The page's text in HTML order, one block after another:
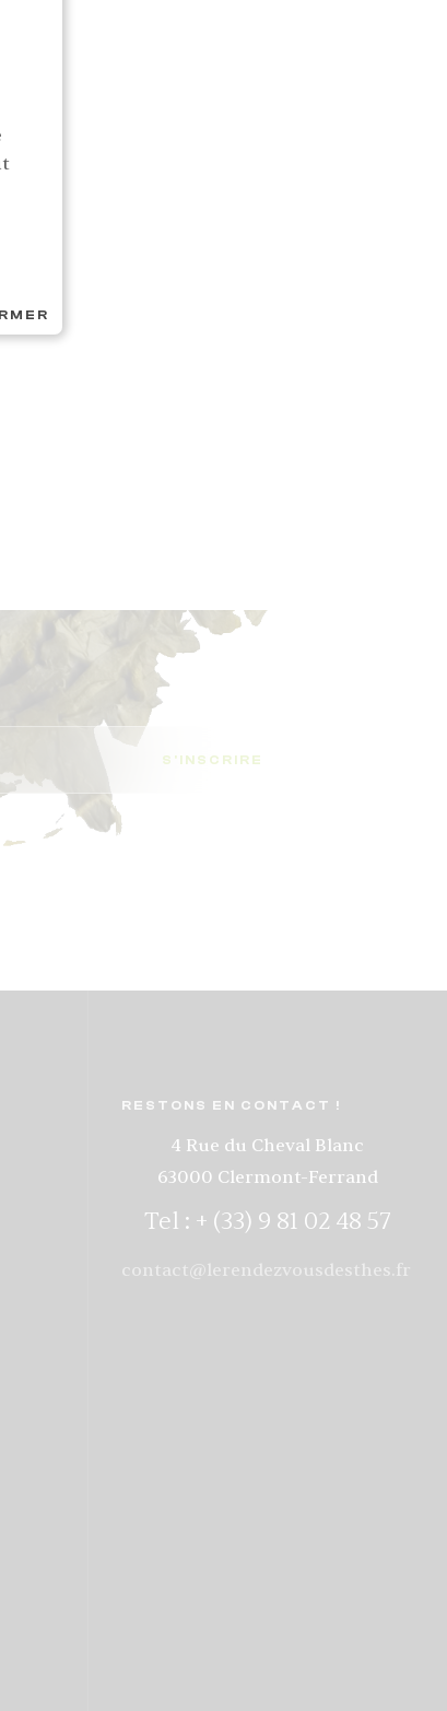
S'INSCRIRE
RESTONS EN CONTACT !
4 Rue du Cheval Blanc
63000 Clermont-Ferrand
Tel : + (33) 9 81 02 48 57
contact@lerendezvousdesthes.fr